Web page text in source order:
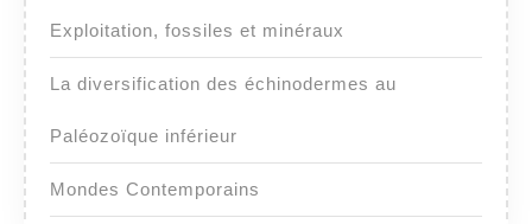
Exploitation, fossiles et minéraux
La diversification des échinodermes au
Paléozoïque inférieur
Mondes Contemporains